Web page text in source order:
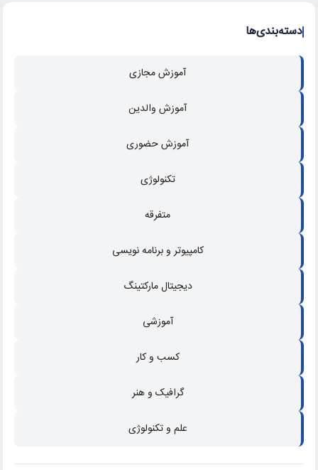
دسته‌بندی‌ها
آموزش مجازی
آموزش والدین
آموزش حضوری
تکنولوژی
متفرقه
کامپیوتر و برنامه نویسی
دیجیتال مارکتینگ
آموزشی
کسب و کار
گرافیک و هنر
علم و تکنولوژی